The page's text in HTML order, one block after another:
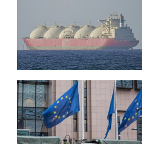
Di cư
Dòng chảy phương Bắc 1
Dải Gaza
Facebook
FED
Fansipan
F0
F-16